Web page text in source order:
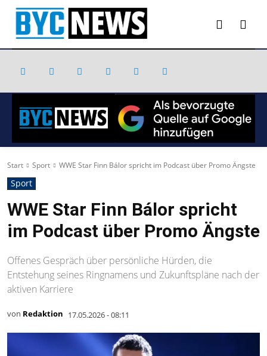
Start Sport WWE Star Finn Bálor spricht im Podcast über Promo Ängste
Sport
WWE Star Finn Bálor spricht
im Podcast über Promo Ängste
Offenes Gespräch über persönliche Hürden, die
Entstehung seines Ringnamens und Zukunftspläne nach der
aktiven Karriere
von Redaktion 17.05.2026 - 08:11